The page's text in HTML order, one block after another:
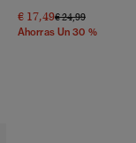
€ 17,49Precio Rebajado
€ 24,99A
Ahorras Un 30 %